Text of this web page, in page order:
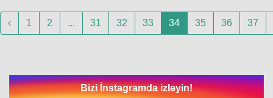
‹ 1 2 ... 31 32 33 34 35 36 37
Bizi İnstagramda izləyin!